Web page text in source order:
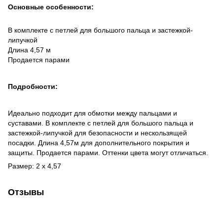
Основные особенности:
В комплекте с петлей для большого пальца и застежкой-
липучкой
Длина 4,57 м
Продается парами
Подробности:
Идеально подходит для обмотки между пальцами и
суставами. В комплекте с петлей для большого пальца и
застежкой-липучкой для безопасности и нескользящей
посадки. Длина 4,57м для дополнительного покрытия и
защиты. Продается парами. Оттенки цвета могут отличаться.
Размер: 2 x 4,57
Отзывы